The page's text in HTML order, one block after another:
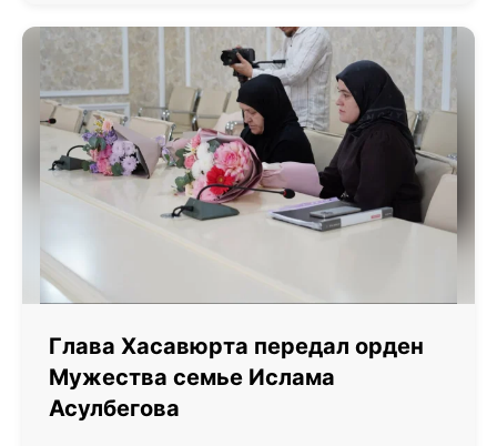
Глава Хасавюрта передал орден
Мужества семье Ислама
Асулбегова